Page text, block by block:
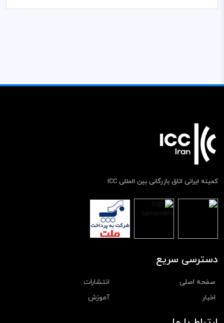
کمیته ایرانی اتاق بازرگانی بین المللی ICC
دسترسی سریع
صفحه اصلی
انتشارات
اخبار
آموزش